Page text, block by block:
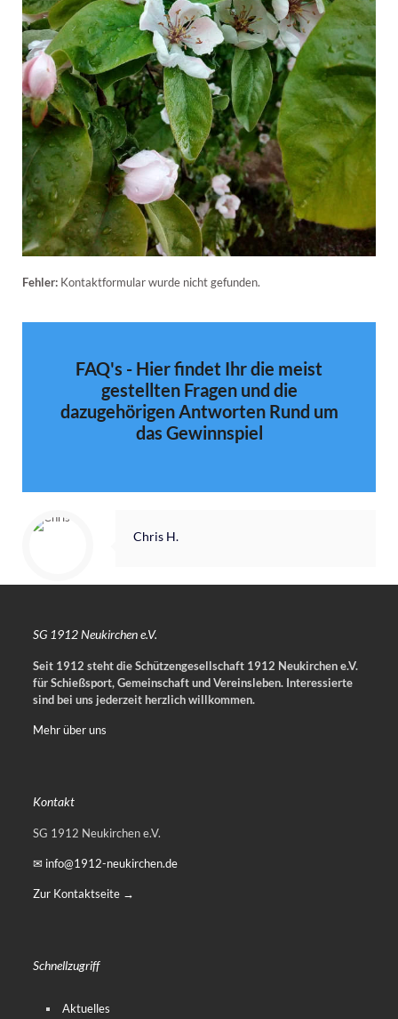
Fehler: Kontaktformular wurde nicht gefunden.
FAQ's - Hier findet Ihr die meist
gestellten Fragen und die
dazugehörigen Antworten Rund um
das Gewinnspiel
Chris H.
SG 1912 Neukirchen e.V.
Seit 1912 steht die Schützengesellschaft 1912 Neukirchen e.V.
für Schießsport, Gemeinschaft und Vereinsleben. Interessierte
sind bei uns jederzeit herzlich willkommen.
Mehr über uns
Kontakt
SG 1912 Neukirchen e.V.
✉ info@1912-neukirchen.de
Zur Kontaktseite →
Schnellzugriff
Aktuelles